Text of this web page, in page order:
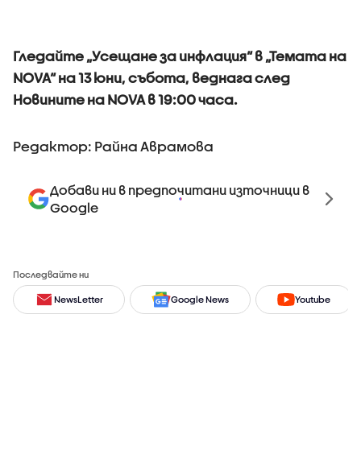
Гледайте „Усещане за инфлация“ в „Темата на
NOVA“ на 13 юни, събота, веднага след
Новините на NOVA в 19:00 часа.
Редактор: Райна Аврамова
Добави ни в предпочитани източници в
Google
Последвайте ни
NewsLetter Google News Youtube